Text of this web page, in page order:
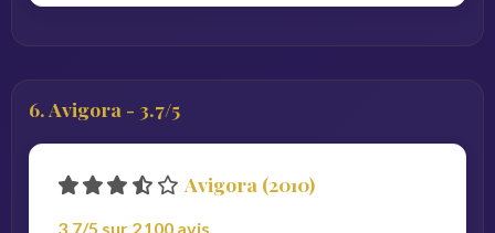
6. Avigora - 3.7/5
Avigora (2010)
3.7/5 sur 2 100 avis